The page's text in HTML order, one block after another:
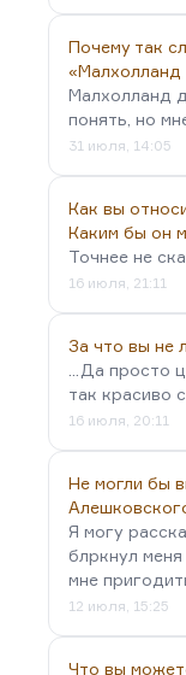
Почему так
Малхолланд
понять, но
31 июля, 14:05
Как вы
Каким бы он
Точнее не
16 июля, 21:11
За что вы не
...Да просто
так красиво
16 июля, 20:11
Не могли бы
Я могу
блркнул
мне
12 июля, 15:25
Что вы